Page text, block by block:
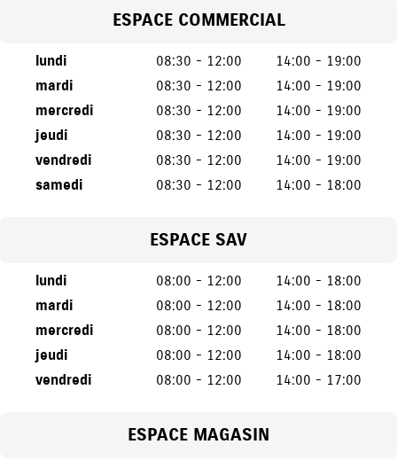
ESPACE COMMERCIAL
lundi 08:30 - 12:00
14:00 - 19:00
mardi
08:30 - 12:00
14:00 - 19:00
mercredi
08:30 - 12:00
14:00 - 19:00
jeudi
08:30 - 12:00
14:00 - 19:00
vendredi
08:30 - 12:00
14:00 - 19:00
samedi
08:30 - 12:00 14:00 - 18:00
ESPACE SAV
lundi 08:00 - 12:00
14:00 - 18:00
mardi
08:00 - 12:00
14:00 - 18:00
mercredi
08:00 - 12:00
14:00 - 18:00
jeudi
08:00 - 12:00
14:00 - 18:00
vendredi
08:00 - 12:00 14:00 - 17:00
ESPACE MAGASIN